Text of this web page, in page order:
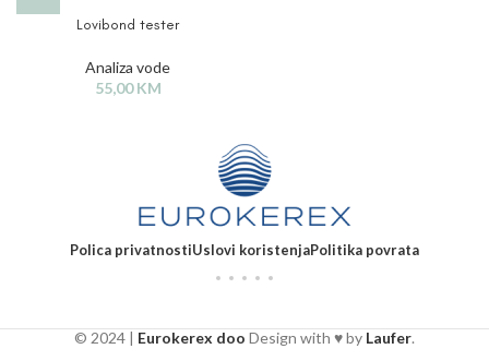
Lovibond tester
Analiza vode
55,00KM
Polica privatnostiUslovi koristenjaPolitika povrata
© 2024 | Eurokerex doo Design with ♥ by Laufer.